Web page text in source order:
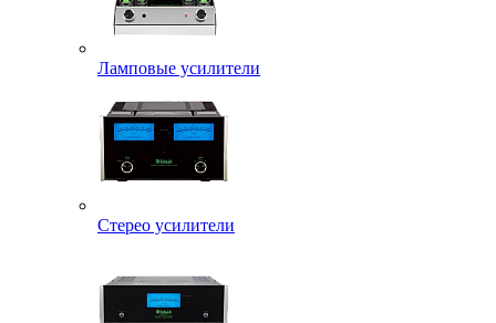
Ламповые усилители
Стерео усилители